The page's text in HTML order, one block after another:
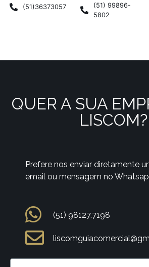
(51)36373057
(51) 99896-
5802
QUER A SUA
LISCOM?
Prefere nos enviar diretamente
email ou mensagem no
(51) 98127.7198